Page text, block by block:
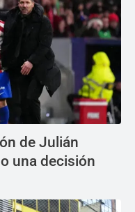
de Julián
una decisión